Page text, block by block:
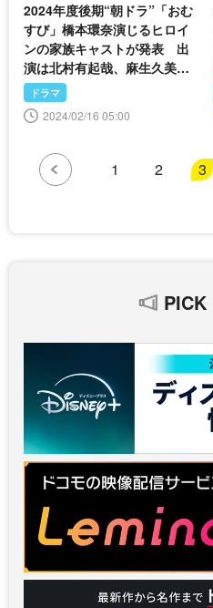
2024年度後期“朝ドラ”「おむ
すび」橋本環奈演じるヒロイ
ンの家族キャストが発表 出
演は北村有起哉、麻生久美
子、宮崎美子、松平健
ドラマ
2024/02/16 05:00
1 2 3
PICK